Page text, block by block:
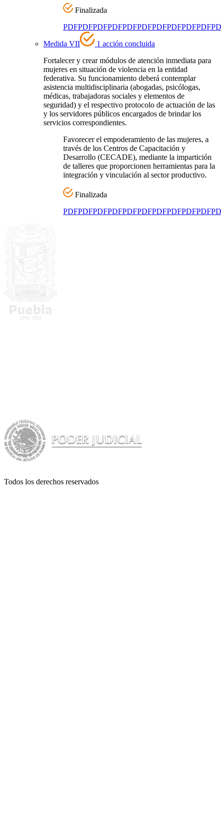
Finalizada
PDFPDFPDFPDFPDFPDFPDFPDFPDFPDF
Medida VII
1 acción concluida
Fortalecer y crear módulos de atención inmediata para
mujeres en situación de violencia en la entidad
federativa. Su funcionamiento deberá contemplar
asistencia multidisciplinaria (abogadas, psicólogas,
médicas, trabajadoras sociales y elementos de
seguridad) y el respectivo protocolo de actuación de las
y los servidores públicos encargados de brindar los
servicios correspondientes.
Favorecer el empoderamiento de las mujeres, a
través de los Centros de Capacitación y
Desarrollo (CECADE), mediante la impartición
de talleres que proporcionen herramientas para la
integración y vinculación al sector productivo.
Finalizada
PDFPDFPDFPDFPDFPDFPDFPDFPDFPDF
Todos los derechos reservados